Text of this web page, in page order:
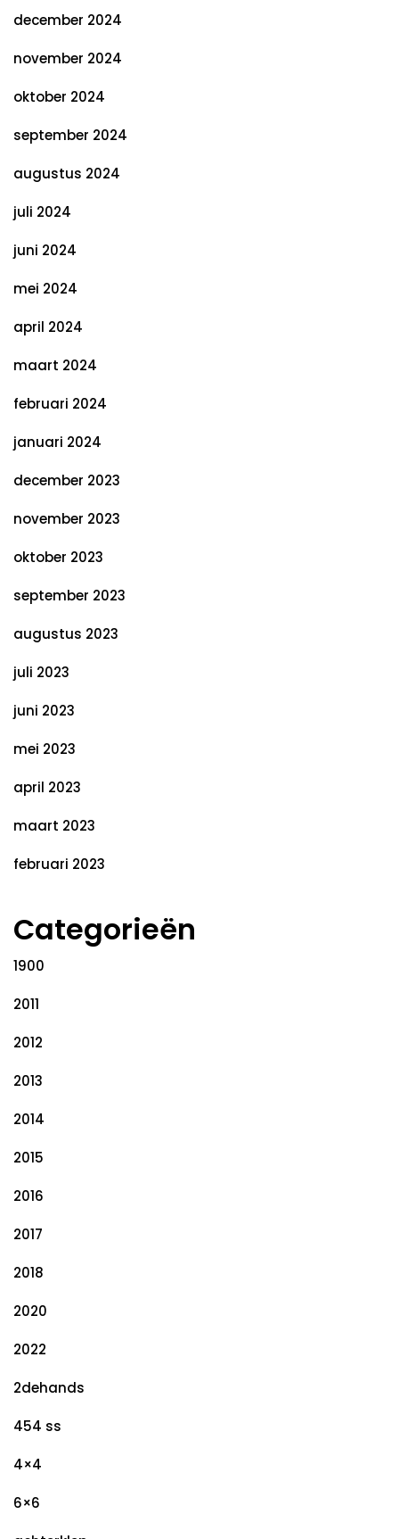
december 2024
november 2024
oktober 2024
september 2024
augustus 2024
juli 2024
juni 2024
mei 2024
april 2024
maart 2024
februari 2024
januari 2024
december 2023
november 2023
oktober 2023
september 2023
augustus 2023
juli 2023
juni 2023
mei 2023
april 2023
maart 2023
februari 2023
Categorieën
1900
2011
2012
2013
2014
2015
2016
2017
2018
2020
2022
2dehands
454 ss
4×4
6×6